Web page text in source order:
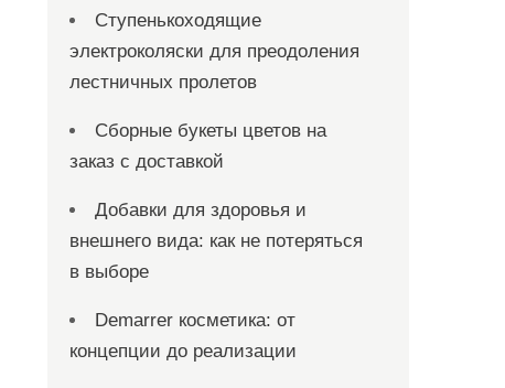
Ступенькоходящие
электроколяски для преодоления
лестничных пролетов
Сборные букеты цветов на
заказ с доставкой
Добавки для здоровья и
внешнего вида: как не потеряться
в выборе
Demarrer косметика: от
концепции до реализации